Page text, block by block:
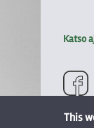
Katso
This